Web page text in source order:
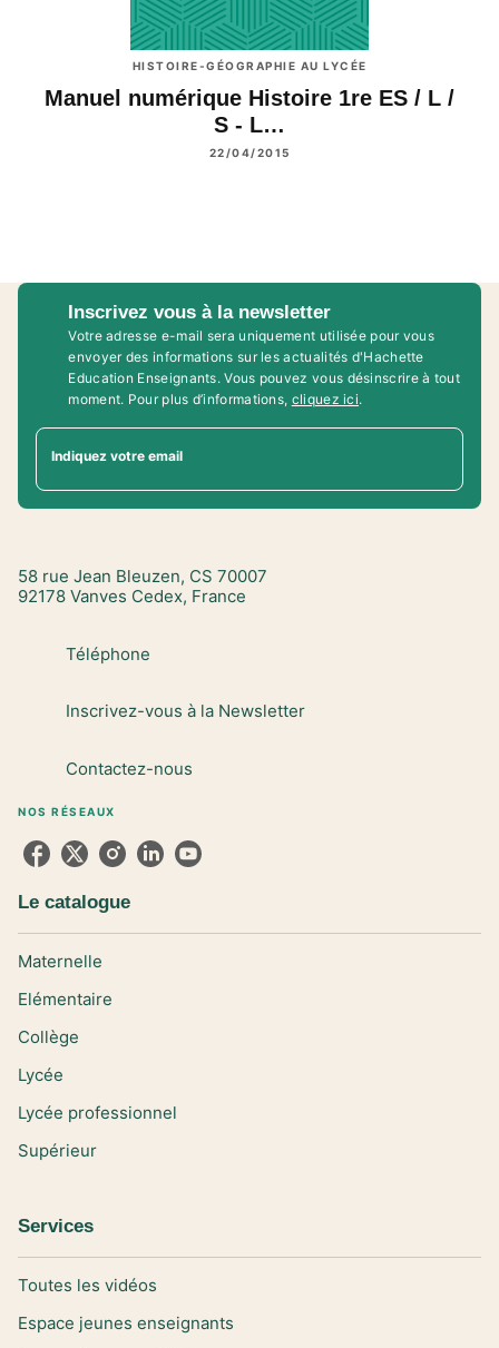
HISTOIRE-GÉOGRAPHIE AU LYCÉE
Manuel numérique Histoire 1re ES / L /
S - L…
22/04/2015
Inscrivez vous à la newsletter
Votre adresse e-mail sera uniquement utilisée pour vous
envoyer des informations sur les actualités d'Hachette
Education Enseignants. Vous pouvez vous désinscrire à tout
moment. Pour plus d’informations, cliquez ici.
Indiquez votre email
58 rue Jean Bleuzen, CS 70007
92178 Vanves Cedex, France
Téléphone
Inscrivez-vous à la Newsletter
Contactez-nous
NOS RÉSEAUX
Le catalogue
Maternelle
Elémentaire
Collège
Lycée
Lycée professionnel
Supérieur
Services
Toutes les vidéos
Espace jeunes enseignants